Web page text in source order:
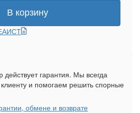
В корзину
действует гарантия. Мы всегда
и помогаем решить спорные
обмене и возврате